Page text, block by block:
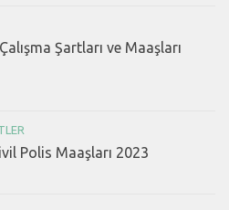
Şartları ve Maaşları
Polis Maaşları 2023